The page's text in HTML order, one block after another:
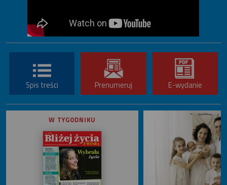
Spis treści Prenumeruj E-wydanie
W TYGODNIKU